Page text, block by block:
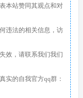
本站赞同其观点和对
违法的相关信息，访
效，请联系我们我们
实的自我官方qq群：